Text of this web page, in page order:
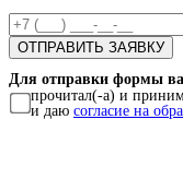
Для отправки формы
прочитал(-а) и
и даю согласие на